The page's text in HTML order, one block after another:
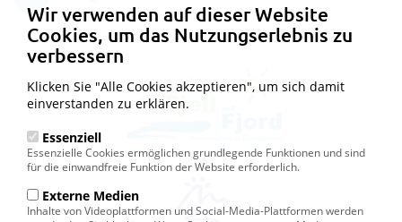
Wir verwenden auf dieser Website
Cookies, um das Nutzungserlebnis zu
verbessern
Klicken Sie "Alle Cookies akzeptieren", um sich damit
einverstanden zu erklären.
Essenziell
Essenzielle Cookies ermöglichen grundlegende Funktionen und sind
für die einwandfreie Funktion der Website erforderlich.
Externe Medien
Inhalte von Videoplattformen und Social-Media-Plattformen werden